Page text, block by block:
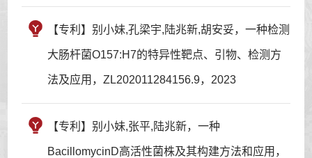
【专利】别小妹,孔梁宇,陆兆新,胡安妥，一种检测
大肠杆菌O157:H7的特异性靶点、引物、检测方
法及应用，ZL202011284156.9，2023
【专利】别小妹,张平,陆兆新，一种
BacillomycinD高活性菌株及其构建方法和应用，